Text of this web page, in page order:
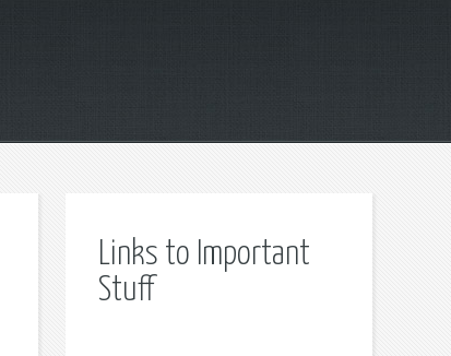
Links to Important
Stuff